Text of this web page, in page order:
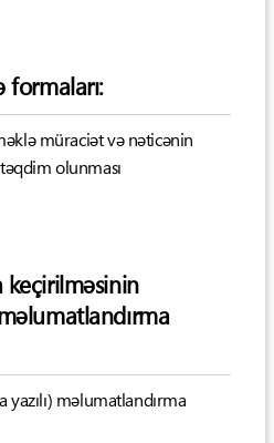
formaları:
müraciət və nəticənin
təqdim olunması
yazılı) məlumatlandırma